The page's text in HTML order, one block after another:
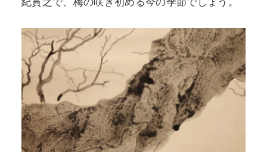
紀貫之で、梅の咲き初める今の季節でしょう。